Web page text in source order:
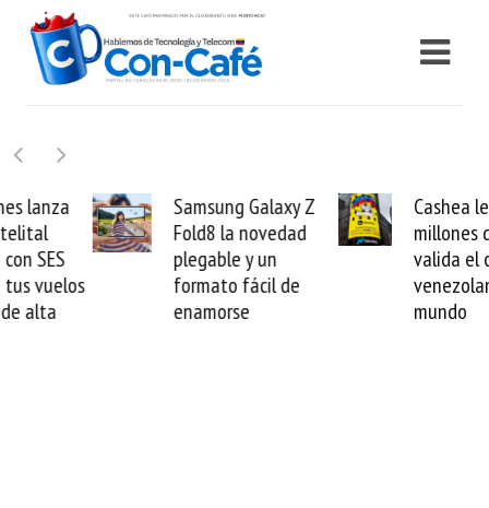
Samsung Galaxy Z
Fold8 la novedad
plegable y un
formato fácil de
Cashea levanta 100
millones de dólares y
valida el crédito del
venezolano ante el